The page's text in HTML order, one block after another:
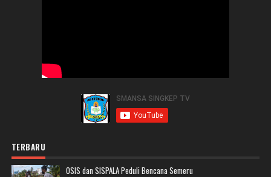
TERBARU
OSIS dan SISPALA Peduli Bencana Semeru